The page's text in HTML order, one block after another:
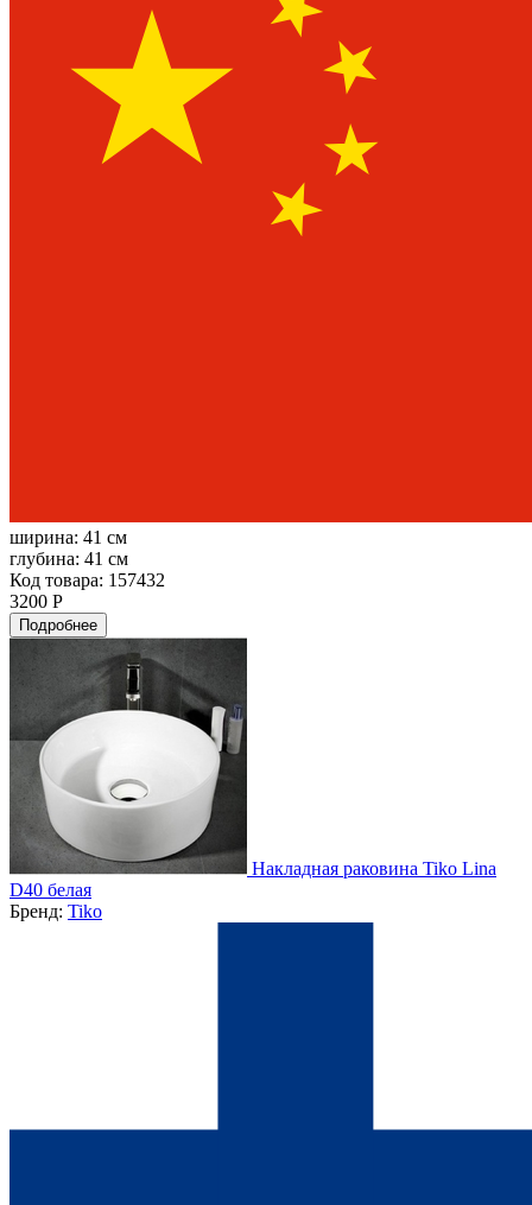
ширина: 41 см
глубина: 41 см
Код товара: 157432
3200 Р
Подробнее
Накладная раковина Tiko Lina
D40 белая
Бренд: Tiko